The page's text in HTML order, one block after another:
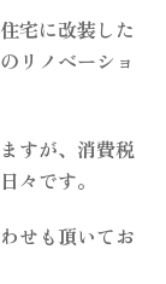
宅に改装した
リノベーショ
すが、消費税
々です。
せも頂いてお